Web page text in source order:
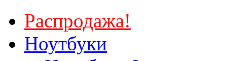
Распродажа!
Ноутбуки